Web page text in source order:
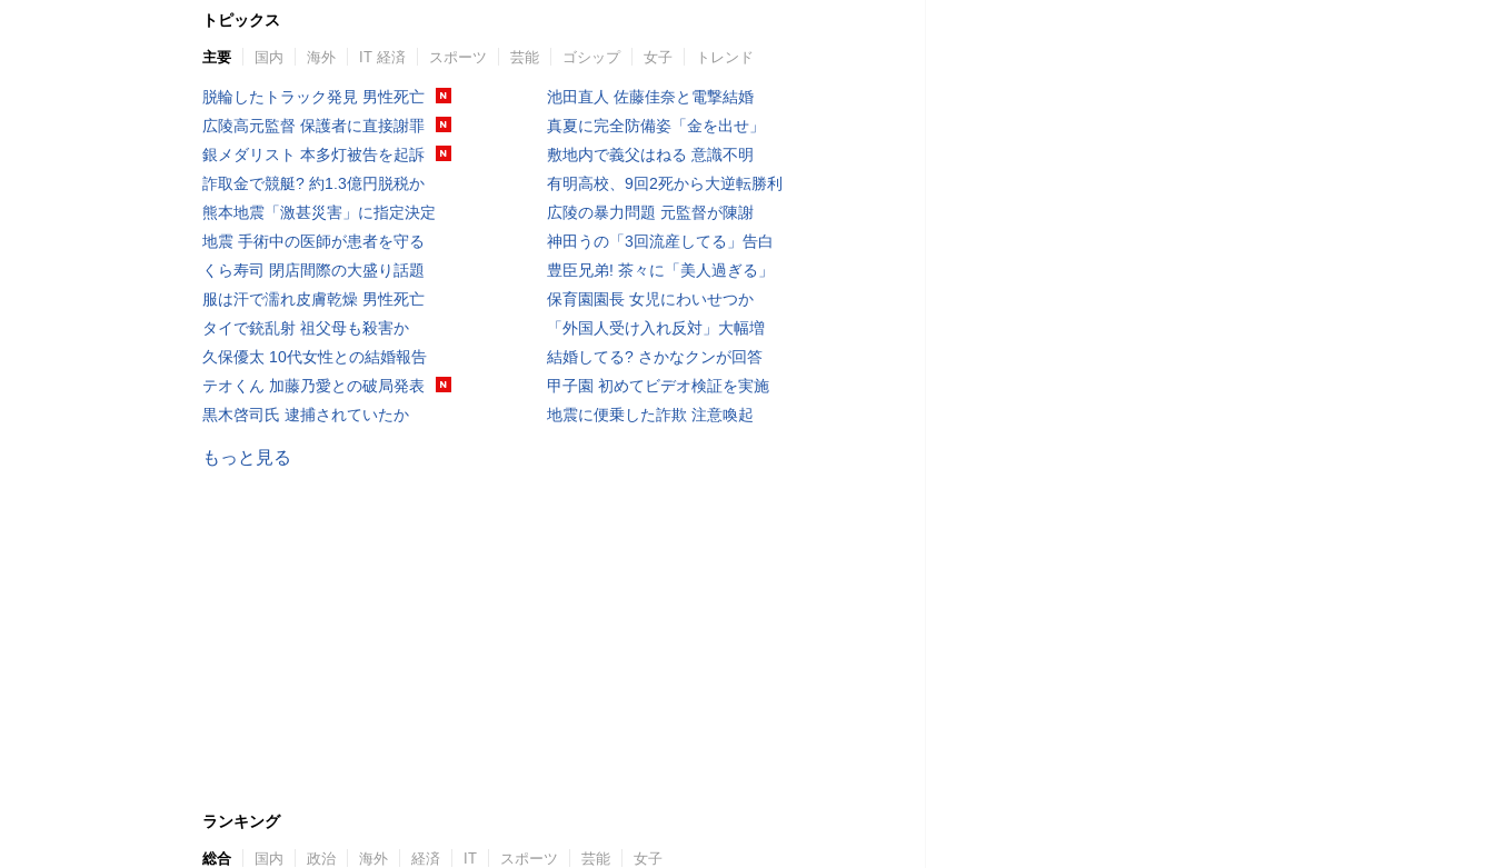
トピックス
主要 国内 海外 IT 経済 スポーツ 芸能 ゴシップ 女子 トレンド
脱輪したトラック発見 男性死亡
広陵高元監督 保護者に直接謝罪
銀メダリスト 本多灯被告を起訴
詐取金で競艇? 約1.3億円脱税か
熊本地震「激甚災害」に指定決定
地震 手術中の医師が患者を守る
くら寿司 閉店間際の大盛り話題
服は汗で濡れ皮膚乾燥 男性死亡
タイで銃乱射 祖父母も殺害か
久保優太 10代女性との結婚報告
テオくん 加藤乃愛との破局発表
黒木啓司氏 逮捕されていたか
池田直人 佐藤佳奈と電撃結婚
真夏に完全防備姿「金を出せ」
敷地内で義父はねる 意識不明
有明高校、9回2死から大逆転勝利
広陵の暴力問題 元監督が陳謝
神田うの「3回流産してる」告白
豊臣兄弟! 茶々に「美人過ぎる」
保育園園長 女児にわいせつか
「外国人受け入れ反対」大幅増
結婚してる? さかなクンが回答
甲子園 初めてビデオ検証を実施
地震に便乗した詐欺 注意喚起
もっと見る
ランキング
総合 国内 政治 海外 経済 IT スポーツ 芸能 女子